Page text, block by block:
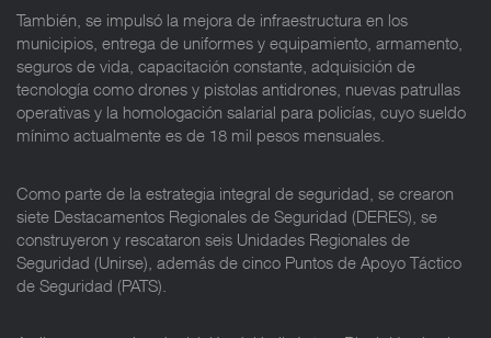
También, se impulsó la mejora de infraestructura en los
municipios, entrega de uniformes y equipamiento, armamento,
seguros de vida, capacitación constante, adquisición de
tecnología como drones y pistolas antidrones, nuevas patrullas
operativas y la homologación salarial para policías, cuyo sueldo
mínimo actualmente es de 18 mil pesos mensuales.
Como parte de la estrategia integral de seguridad, se crearon
siete Destacamentos Regionales de Seguridad (DERES), se
construyeron y rescataron seis Unidades Regionales de
Seguridad (Unirse), además de cinco Puntos de Apoyo Táctico
de Seguridad (PATS).